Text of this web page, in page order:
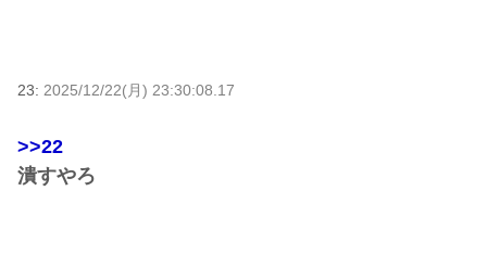
23: 2025/12/22(月) 23:30:08.17
>>22
潰すやろ